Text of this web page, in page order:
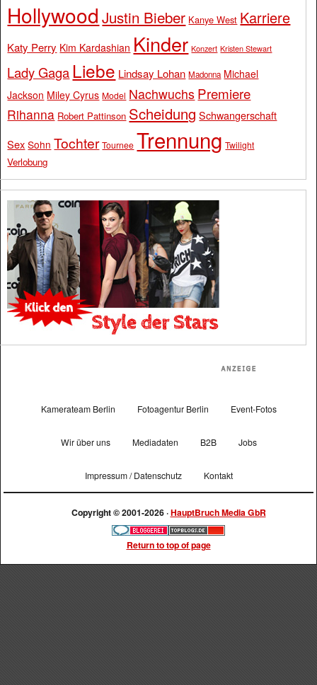
Hollywood Justin Bieber Kanye West Karriere
Katy Perry Kim Kardashian Kinder Konzert Kristen Stewart
Lady Gaga Liebe Lindsay Lohan Madonna Michael
Jackson Miley Cyrus Model Nachwuchs Premiere
Rihanna Robert Pattinson Scheidung Schwangerschaft
Sex Sohn Tochter Tournee Trennung Twilight
Verlobung
Kamerateam Berlin Fotoagentur Berlin Event-Fotos
Wir über uns Mediadaten B2B Jobs
Impressum / Datenschutz Kontakt
Copyright © 2001-2026 ·HauptBruch Media GbR
Return to top of page